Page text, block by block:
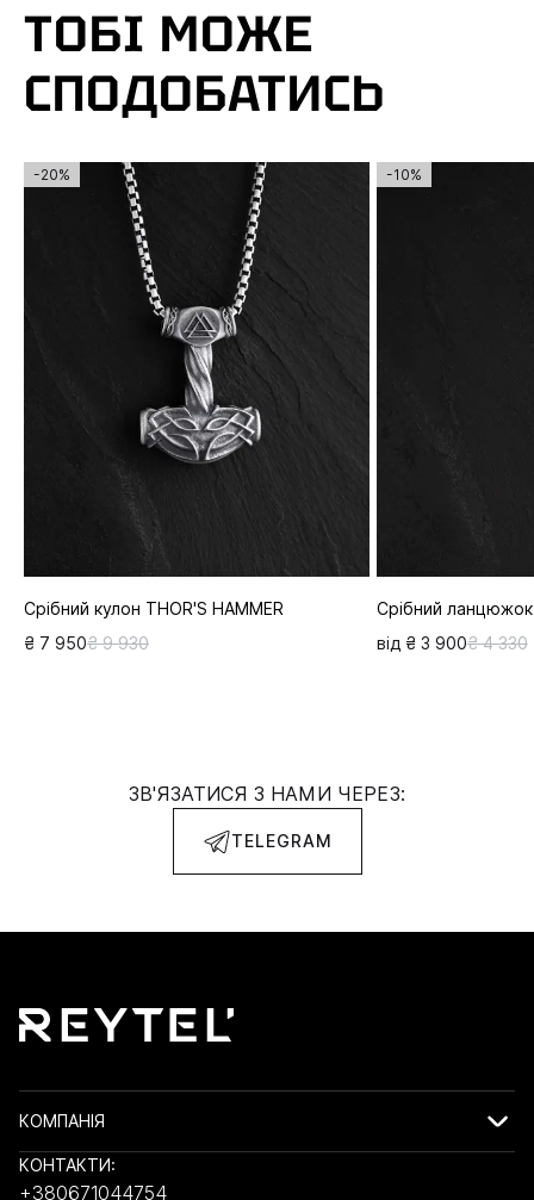
ТОБІ МОЖЕ
СПОДОБАТИСЬ
-20%
Срібний кулон THOR'S HAMMER
₴ 7 950₴ 9 930
-10%
Срібний ланцюжок
від ₴ 3 900₴ 4 330
ЗВ'ЯЗАТИСЯ З НАМИ ЧЕРЕЗ:
TELEGRAM
КОМПАНІЯ
КОНТАКТИ:
+380671044754